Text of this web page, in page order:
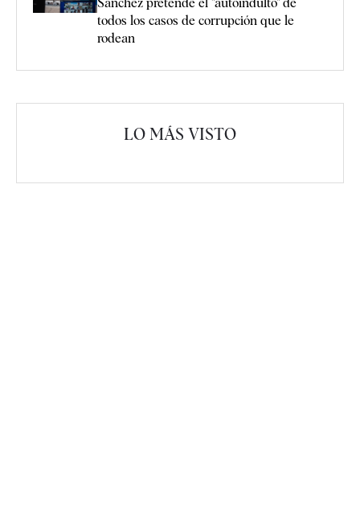
Sánchez pretende el "autoindulto" de
todos los casos de corrupción que le
rodean
LO MÁS VISTO